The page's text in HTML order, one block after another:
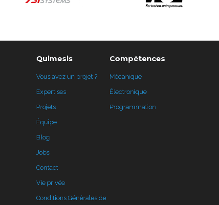
Quimesis
Vous avez un projet ?
Expertises
Projets
Équipe
Blog
Jobs
Contact
Vie privée
Conditions Générales de
Compétences
Mécanique
Électronique
Programmation